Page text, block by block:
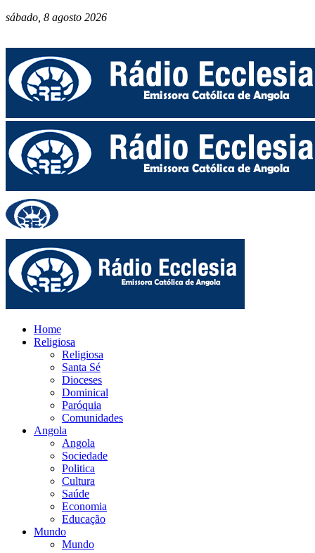
sábado, 8 agosto 2026
Home
Religiosa
Religiosa
Santa Sé
Dioceses
Dominical
Paróquia
Comunidades
Angola
Angola
Sociedade
Politica
Cultura
Saúde
Economia
Educação
Mundo
Mundo